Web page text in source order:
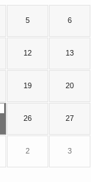
5 6
12 13
19 20
26 27
2 3